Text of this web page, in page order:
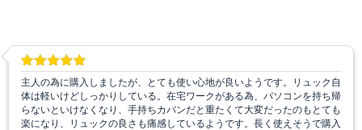
主人の為に購入しましたが、とても使い心地が良いようです。リュック自
体は軽いけどしっかりしている。在宅ワークがある為、パソコンを持ち帰
らないといけなくなり、手持ちカバンだと重たくて大変だったのもとても
楽になり、リュックの良さも痛感しているようです。長く使えそうで購入